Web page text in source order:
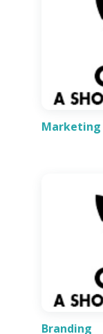
Marketing
Branding